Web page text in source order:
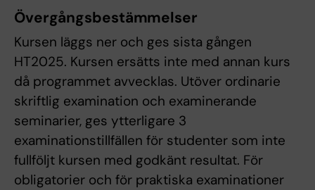
Övergångsbestämmelser
Kursen läggs ner och ges sista gången
HT2025. Kursen ersätts inte med annan kurs
då programmet avvecklas. Utöver ordinarie
skriftlig examination och examinerande
seminarier, ges ytterligare 3
examinationstillfällen för studenter som inte
fullföljt kursen med godkänt resultat. För
obligatorier och för praktiska examinationer